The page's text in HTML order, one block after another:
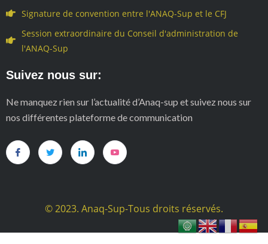
Signature de convention entre l'ANAQ-Sup et le CFJ
Session extraordinaire du Conseil d'administration de
l'ANAQ-Sup
Suivez nous sur:
Ne manquez rien sur l’actualité d’Anaq-sup et suivez nous sur
nos différentes plateforme de communication
© 2023. Anaq-Sup-Tous droits réservés.